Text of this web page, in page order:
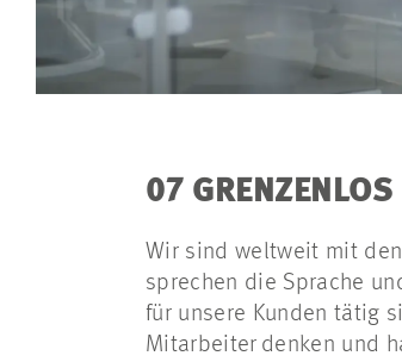
07 GRENZENLOS
Wir sind weltweit mit
sprechen die Sprache
für unsere Kunden tätig
Mitarbeiter denken und